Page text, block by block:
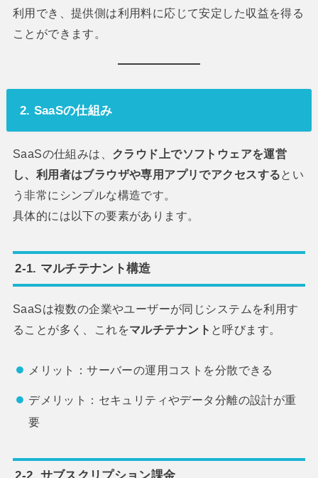
利用でき、提供側は利用料に応じて安定した収益を得る
ことができます。
2. SaaSの仕組み
SaaSの仕組みは、 クラウド上でソフトウェアを運営
し、利用者はブラウザや専用アプリでアクセスするとい
う非常にシンプルな構造です。
具体的には以下の要素があります。
2-1. マルチテナント構造
SaaSは複数の企業やユーザーが同じシステムを利用す
ることが多く、これをマルチテナント と呼びます。
メリット：サーバーの運用コストを分散できる
デメリット：セキュリティやデータ分離の設計が重
要